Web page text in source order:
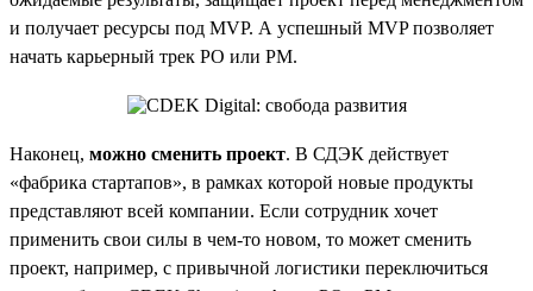
и получает ресурсы под MVP. А успешный MVP позволяет
начать карьерный трек PO или PM.
Наконец, можно сменить проект. В СДЭК действует
«фабрика стартапов», в рамках которой новые продукты
представляют всей компании. Если сотрудник хочет
применить свои силы в чем-то новом, то может сменить
проект, например, с привычной логистики переключиться